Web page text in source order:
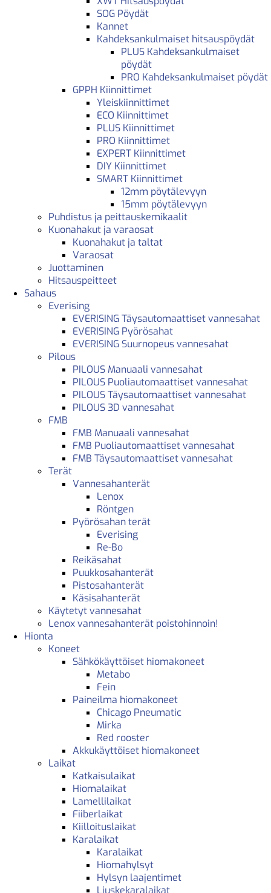
SOG Pöydät
Kannet
Kahdeksankulmaiset hitsauspöydät
PLUS Kahdeksankulmaiset
pöydät
PRO Kahdeksankulmaiset pöydät
GPPH Kiinnittimet
Yleiskiinnittimet
ECO Kiinnittimet
PLUS Kiinnittimet
PRO Kiinnittimet
EXPERT Kiinnittimet
DIY Kiinnittimet
SMART Kiinnittimet
12mm pöytälevyyn
15mm pöytälevyyn
Puhdistus ja peittauskemikaalit
Kuonahakut ja varaosat
Kuonahakut ja taltat
Varaosat
Juottaminen
Hitsauspeitteet
Sahaus
Everising
EVERISING Täysautomaattiset vannesahat
EVERISING Pyörösahat
EVERISING Suurnopeus vannesahat
Pilous
PILOUS Manuaali vannesahat
PILOUS Puoliautomaattiset vannesahat
PILOUS Täysautomaattiset vannesahat
PILOUS 3D vannesahat
FMB
FMB Manuaali vannesahat
FMB Puoliautomaattiset vannesahat
FMB Täysautomaattiset vannesahat
Terät
Vannesahanterät
Lenox
Röntgen
Pyörösahan terät
Everising
Re-Bo
Reikäsahat
Puukkosahanterät
Pistosahanterät
Käsisahanterät
Käytetyt vannesahat
Lenox vannesahanterät poistohinnoin!
Hionta
Koneet
Sähkökäyttöiset hiomakoneet
Metabo
Fein
Paineilma hiomakoneet
Chicago Pneumatic
Mirka
Red rooster
Akkukäyttöiset hiomakoneet
Laikat
Katkaisulaikat
Hiomalaikat
Lamellilaikat
Fiiberlaikat
Kiilloituslaikat
Karalaikat
Karalaikat
Hiomahylsyt
Hylsyn laajentimet
Liuskekaralaikat